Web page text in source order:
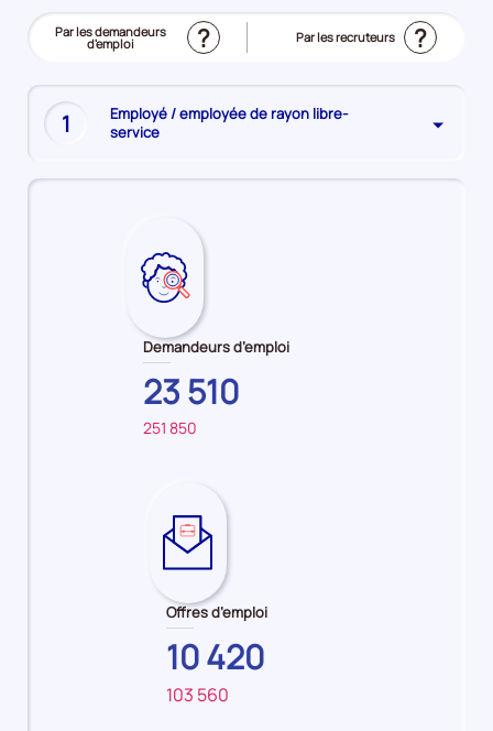
Trier
plus
recherchés
Par les demandeurs
d'emploi
(Affichage ? Trier
métiers
plus
recherchés
Par les recruteurs ?
1
Employé / employée de rayon libre-
service
ALPES-
COTE
D'AZUR
rayon
libre-
service
Demandeurs d’emploi
23 510
251 850
Offres d’emploi
10 420
103 560